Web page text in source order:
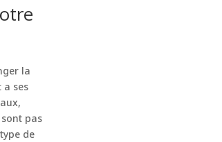
la
a ses
pas
de